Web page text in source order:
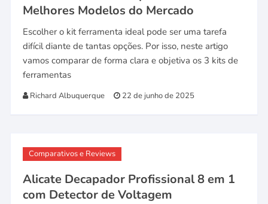
Melhores Modelos do Mercado
Escolher o kit ferramenta ideal pode ser uma tarefa
difícil diante de tantas opções. Por isso, neste artigo
vamos comparar de forma clara e objetiva os 3 kits de
ferramentas
Richard Albuquerque 22 de junho de 2025
Comparativos e Reviews
Alicate Decapador Profissional 8 em 1
com Detector de Voltagem